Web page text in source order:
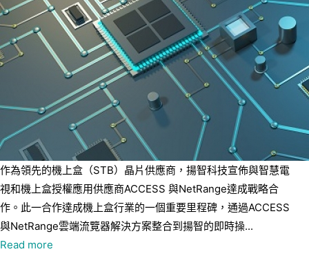
作為領先的機上盒（STB）晶片供應商，揚智科技宣佈與智慧電
視和機上盒授權應用供應商ACCESS 與NetRange達成戰略合
作。此一合作達成機上盒行業的一個重要里程碑，通過ACCESS
與NetRange雲端流覽器解決方案整合到揚智的即時操...
Read more